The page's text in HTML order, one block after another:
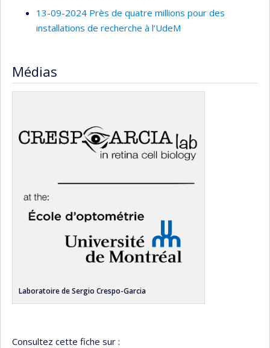
13-09-2024 Près de quatre millions pour des
installations de recherche à l’UdeM
Médias
Laboratoire de Sergio Crespo-Garcia
Consultez cette fiche sur :